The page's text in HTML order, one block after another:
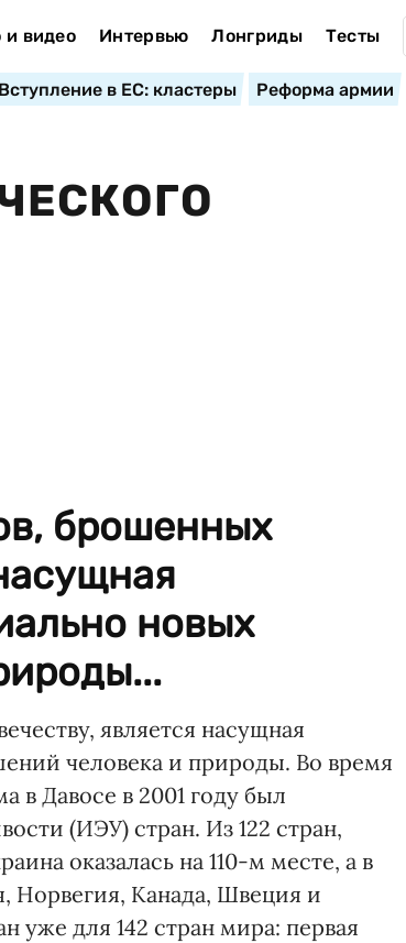
и видео Интервью Лонгриды Тесты
Вступление в ЕС: кластеры Реформа армии
брошенных
новых
является насущная
человека и природы. Во время
в Давосе в 2001 году был
(ИЭУ) стран. Из 122 стран,
оказалась на 110-м месте, а в
Норвегия, Канада, Швеция и
уже для 142 стран мира: первая